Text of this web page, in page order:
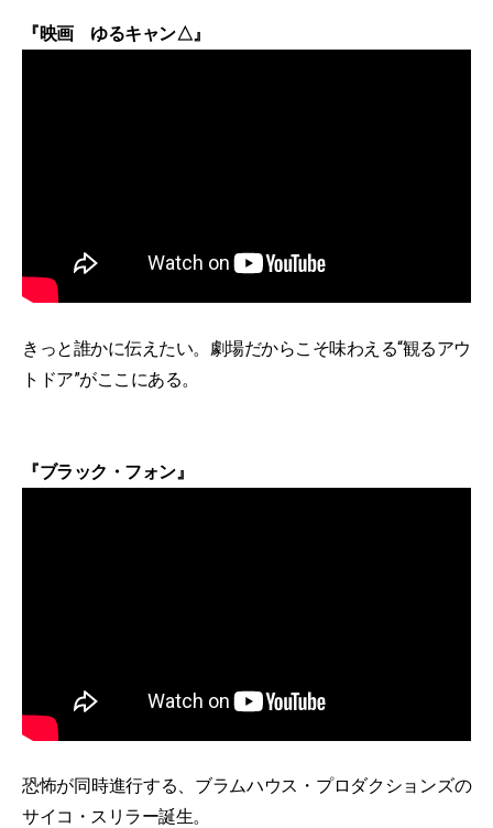
『映画 ゆるキャン△』
きっと誰かに伝えたい。劇場だからこそ味わえる“観るアウ
トドア”がここにある。
『ブラック・フォン』
恐怖が同時進行する、ブラムハウス・プロダクションズの
サイコ・スリラー誕生。